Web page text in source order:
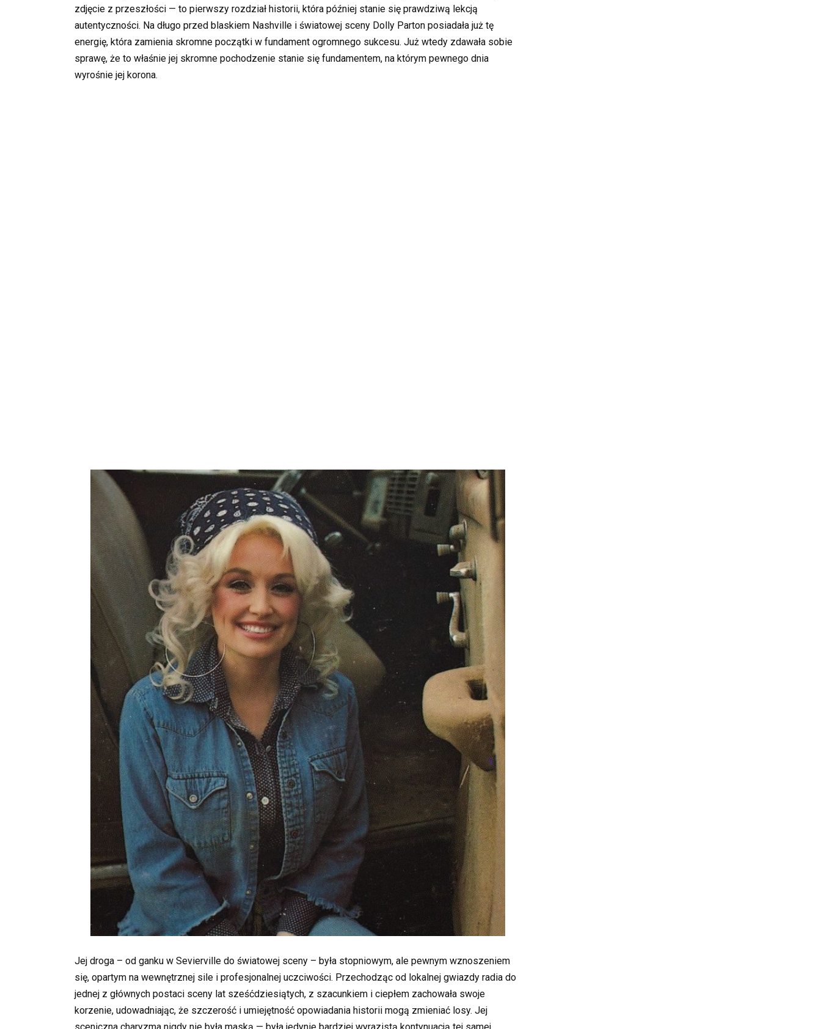
zdjęcie z przeszłości — to pierwszy rozdział historii, która później stanie się prawdziwą lekcją
autentyczności. Na długo przed blaskiem Nashville i światowej sceny Dolly Parton posiadała już tę
energię, która zamienia skromne początki w fundament ogromnego sukcesu. Już wtedy zdawała sobie
sprawę, że to właśnie jej skromne pochodzenie stanie się fundamentem, na którym pewnego dnia
wyrośnie jej korona.
Jej droga – od ganku w Sevierville do światowej sceny – była stopniowym, ale pewnym wznoszeniem
się, opartym na wewnętrznej sile i profesjonalnej uczciwości. Przechodząc od lokalnej gwiazdy radia do
jednej z głównych postaci sceny lat sześćdziesiątych, z szacunkiem i ciepłem zachowała swoje
korzenie, udowadniając, że szczerość i umiejętność opowiadania historii mogą zmieniać losy. Jej